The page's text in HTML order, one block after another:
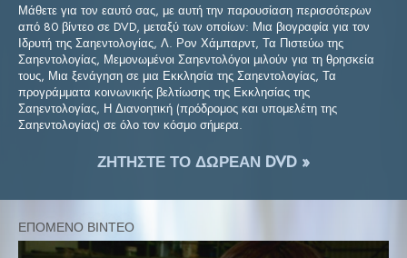
Μάθετε για τον εαυτό σας, με αυτή την παρουσίαση περισσότερων
από 80 βίντεο σε DVD, μεταξύ των οποίων: Μια βιογραφία για τον
Ιδρυτή της Σαηεντολογίας, Λ. Ρον Χάμπαρντ, Τα Πιστεύω της
Σαηεντολογίας, Μεμονωμένοι Σαηεντολόγοι μιλούν για τη θρησκεία
τους, Μια ξενάγηση σε μια Εκκλησία της Σαηεντολογίας, Τα
προγράμματα κοινωνικής βελτίωσης της Εκκλησίας της
Σαηεντολογίας, Η Διανοητική (πρόδρομος και υπομελέτη της
Σαηεντολογίας) σε όλο τον κόσμο σήμερα.
ΖΗΤΗΣΤΕ ΤΟ ΔΩΡΕΑΝ DVD »